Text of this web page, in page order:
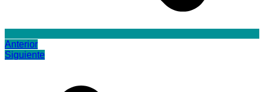
Anterior
Siguiente